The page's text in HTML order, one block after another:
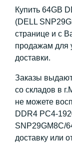
Купить 64GB
(DELL
странице и с
продажам для
доставки.
Заказы
со складов в
не можете
DDR4 PC4-
SNP29GM8C/
доставку или